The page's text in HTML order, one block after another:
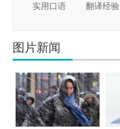
实用口语 翻译经验
图片新闻